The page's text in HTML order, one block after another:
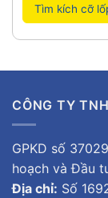
Tìm kích cỡ
CÔNG TY
GPKD số
hoạch và Đầu
Địa chỉ: Số